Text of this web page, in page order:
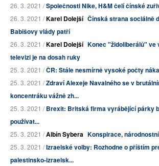
26. 3. 2021 /Společnosti Nike, H&M čelí čínské
26. 3. 2021 /Karel Dolejší Čínská strana sociálně
Babišovy vlády patří
26. 3. 2021 /Karel Dolejší Konec "židoliberálů" ve
televizi je na dosah ruky
25. 3. 2021 /ČR: Stále nesmírně vysoké počty
25. 3. 2021 /Zdraví Alexeje Navalného se v
koncentráku vážně zh...
25. 3. 2021 /Brexit: Britská firma vyrábějící párky
používat...
25. 3. 2021 /Albín Sybera Konspirace,
25. 3. 2021 /Izraelské volby: Rozhodne o příštím
palestinsko-izraelsk...